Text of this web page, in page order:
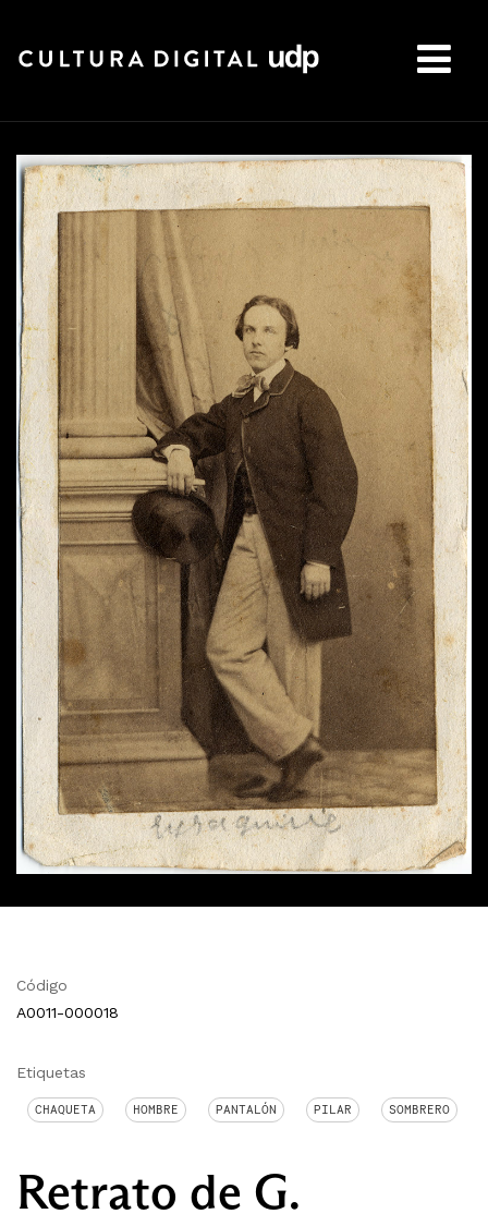
Código
A0011-000018
Etiquetas
CHAQUETA HOMBRE PANTALÓN PILAR SOMBRERO
Retrato de G.